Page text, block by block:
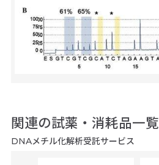
関連の試薬・消耗品一覧
DNAメチル化解析受託サービス